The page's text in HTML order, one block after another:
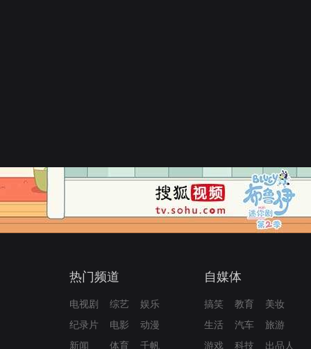
热门频道
电视剧 综艺
娱乐
纪录片
电影
动漫
新闻
体育 千帆
自媒体
搞笑 教育
美妆
生活
汽车
旅游
游戏
科技 出品人